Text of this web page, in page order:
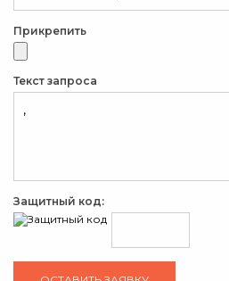
Прикрепить
Текст запроса
Защитный код: